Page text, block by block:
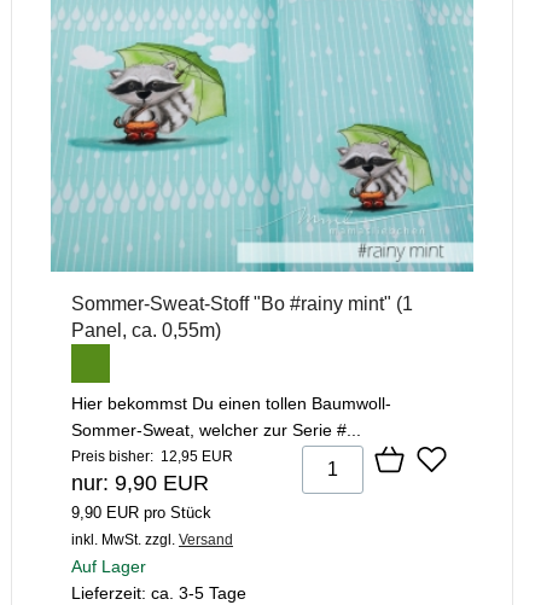
Sommer-Sweat-Stoff "Bo #rainy mint" (1
Panel, ca. 0,55m)
Hier bekommst Du einen tollen Baumwoll-
Sommer-Sweat, welcher zur Serie #...
Preis bisher: 12,95 EUR
nur: 9,90 EUR
9,90 EUR pro Stück
inkl. MwSt. zzgl. Versand
Auf Lager
Lieferzeit: ca. 3-5 Tage